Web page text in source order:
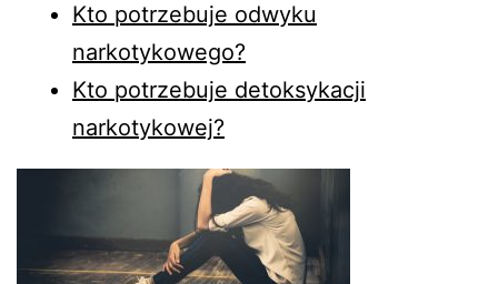
Kto potrzebuje odwyku
narkotykowego?
Kto potrzebuje detoksykacji
narkotykowej?